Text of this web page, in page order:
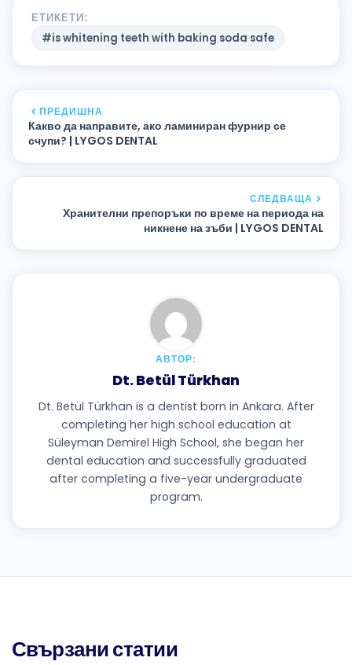
ЕТИКЕТИ:
#is whitening teeth with baking soda safe
ПРЕДИШНА
Какво да направите, ако ламиниран фурнир се
счупи? | LYGOS DENTAL
СЛЕДВАЩА
Хранителни препоръки по време на периода на
никнене на зъби | LYGOS DENTAL
АВТОР:
Dt. Betül Türkhan
Dt. Betül Türkhan is a dentist born in Ankara. After
completing her high school education at
Süleyman Demirel High School, she began her
dental education and successfully graduated
after completing a five-year undergraduate
program.
Свързани статии